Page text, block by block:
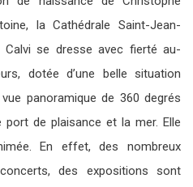
la Cathédrale Saint-Jean-
Calvi se dresse avec fierté au-
dotée d’une belle situation
panoramique de 360 degrés
de plaisance et la mer. Elle
En effet, des nombreux
des expositions sont